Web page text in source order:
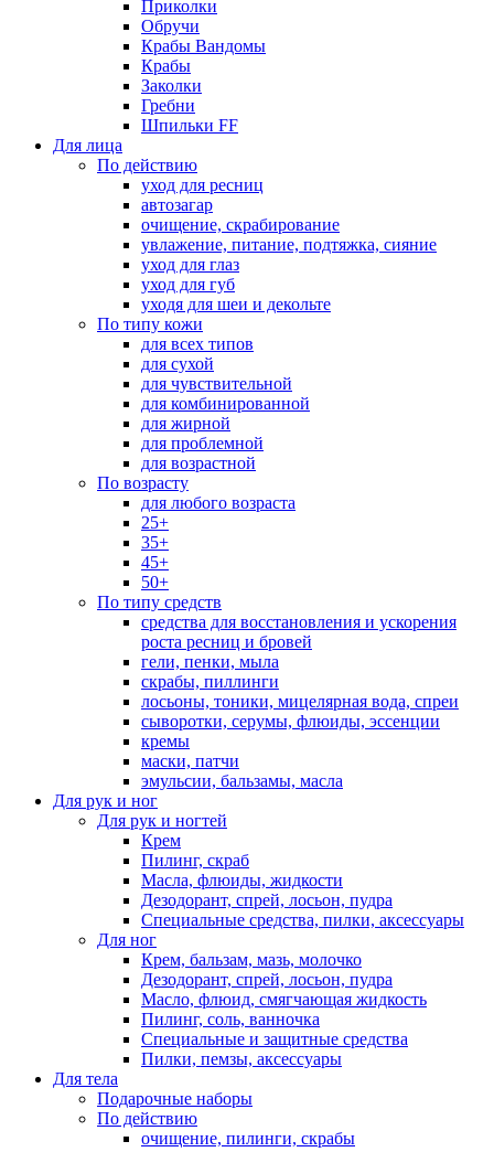
Приколки
Обручи
Крабы Вандомы
Крабы
Заколки
Гребни
Шпильки FF
Для лица
По действию
уход для ресниц
автозагар
очищение, скрабирование
увлажение, питание, подтяжка, сияние
уход для глаз
уход для губ
уходя для шеи и декольте
По типу кожи
для всех типов
для сухой
для чувствительной
для комбинированной
для жирной
для проблемной
для возрастной
По возрасту
для любого возраста
25+
35+
45+
50+
По типу средств
средства для восстановления и ускорения
роста ресниц и бровей
гели, пенки, мыла
скрабы, пиллинги
лосьоны, тоники, мицелярная вода, спреи
сыворотки, серумы, флюиды, эссенции
кремы
маски, патчи
эмульсии, бальзамы, масла
Для рук и ног
Для рук и ногтей
Крем
Пилинг, скраб
Масла, флюиды, жидкости
Дезодорант, спрей, лосьон, пудра
Специальные средства, пилки, аксессуары
Для ног
Крем, бальзам, мазь, молочко
Дезодорант, спрей, лосьон, пудра
Масло, флюид, смягчающая жидкость
Пилинг, соль, ванночка
Специальные и защитные средства
Пилки, пемзы, аксессуары
Для тела
Подарочные наборы
По действию
очищение, пилинги, скрабы